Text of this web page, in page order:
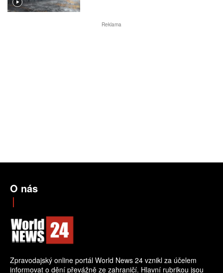
Reklama
O nás
Zpravodajský online portál World News 24 vznikl za účelem
informovat o dění převážně ze zahraničí. Hlavní rubrikou jsou